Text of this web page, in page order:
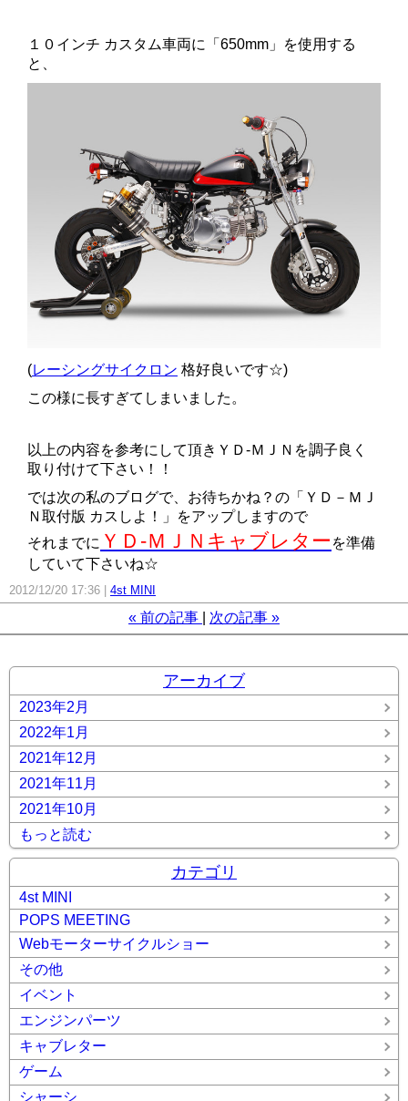
１０インチ カスタム車両に「650mm」を使用する
と、
(レーシングサイクロン 格好良いです☆)
この様に長すぎてしまいました。
以上の内容を参考にして頂きＹＤ-ＭＪＮを調子良く
取り付けて下さい！！
では次の私のブログで、お待ちかね？の「ＹＤ－ＭＪ
Ｎ取付版 カスしよ！」をアップしますので
それまでに ＹＤ-ＭＪＮキャブレター を準備
していて下さいね☆
2012/12/20 17:36 4st MINI
« 前の記事 次の記事 »
アーカイブ
2023年2月
2022年1月
2021年12月
2021年11月
2021年10月
もっと読む
カテゴリ
4st MINI
POPS MEETING
Webモーターサイクルショー
その他
イベント
エンジンパーツ
キャブレター
ゲーム
シャーシ